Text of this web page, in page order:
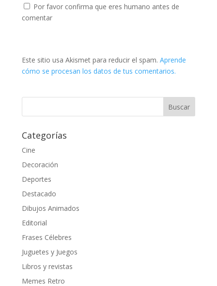
Por favor confirma que eres humano antes de
comentar
Este sitio usa Akismet para reducir el spam. Aprende
cómo se procesan los datos de tus comentarios.
Categorías
Cine
Decoración
Deportes
Destacado
Dibujos Animados
Editorial
Frases Célebres
Juguetes y Juegos
Libros y revistas
Memes Retro